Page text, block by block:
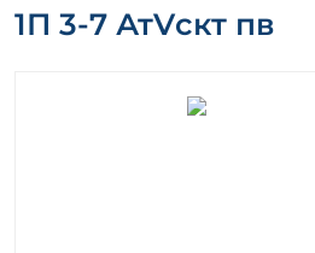
1П 3-7 АтVскт пв